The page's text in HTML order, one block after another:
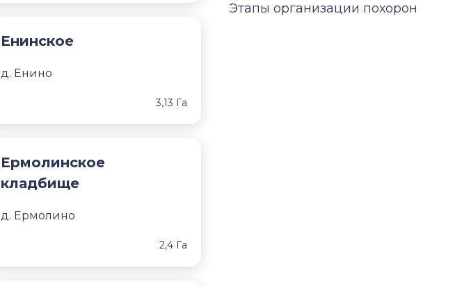
Енинское
д. Енино
3,13 Га
Ермолинское
кладбище
д. Ермолино
2,4 Га
Этапы организации похорон